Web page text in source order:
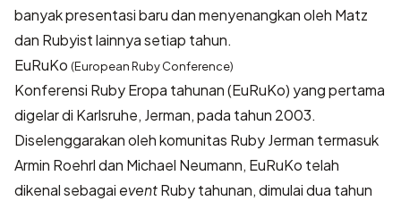
banyak presentasi baru dan menyenangkan oleh Matz
dan Rubyist lainnya setiap tahun.
EuRuKo (European Ruby Conference)
Konferensi Ruby Eropa tahunan (EuRuKo) yang pertama
digelar di Karlsruhe, Jerman, pada tahun 2003.
Diselenggarakan oleh komunitas Ruby Jerman termasuk
Armin Roehrl dan Michael Neumann, EuRuKo telah
dikenal sebagai eventRuby tahunan, dimulai dua tahun